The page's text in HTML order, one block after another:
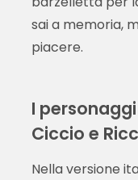
sai a memoria,
piacere.
I
Ciccio e
Nella versione